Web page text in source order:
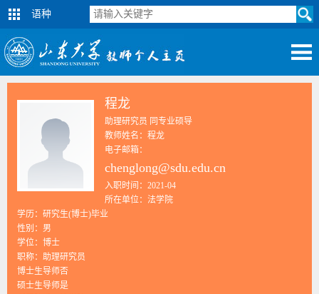
语种
程龙
助理研究员 同专业硕导
教师姓名：程龙
电子邮箱：
chenglong@sdu.edu.cn
入职时间：2021-04
所在单位：法学院
学历：研究生(博士)毕业
性别：男
学位：博士
职称：助理研究员
博士生导师否
硕士生导师是